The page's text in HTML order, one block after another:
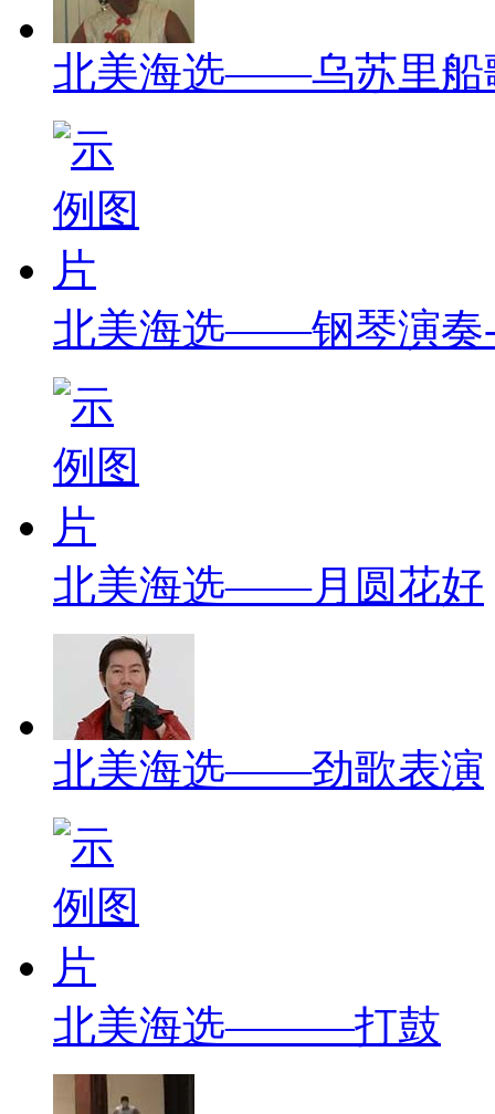
北美海选——乌苏里船
北美海选——钢琴演奏-
北美海选——月圆花好
北美海选——劲歌表演
北美海选———打鼓